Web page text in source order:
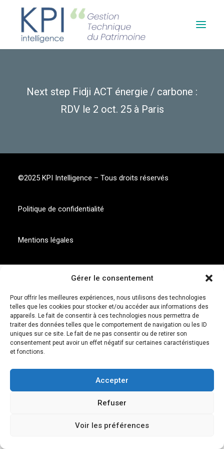
Gérer le consentement
Pour offrir les meilleures expériences, nous utilisons des technologies
telles que les cookies pour stocker et/ou accéder aux informations des
appareils. Le fait de consentir à ces technologies nous permettra de
traiter des données telles que le comportement de navigation ou les ID
uniques sur ce site. Le fait de ne pas consentir ou de retirer son
consentement peut avoir un effet négatif sur certaines caractéristiques
et fonctions.
Accepter
Refuser
Voir les préférences
Qui sommes-nous ?
Next step Fidji ACT énergie / carbone :
RDV le 2 oct. 25 à Paris
X
©2025 KPI Intelligence – Tous droits réservés
Politique de confidentialité
Mentions légales
Français